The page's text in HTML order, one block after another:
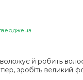
й робить
зробіть великий